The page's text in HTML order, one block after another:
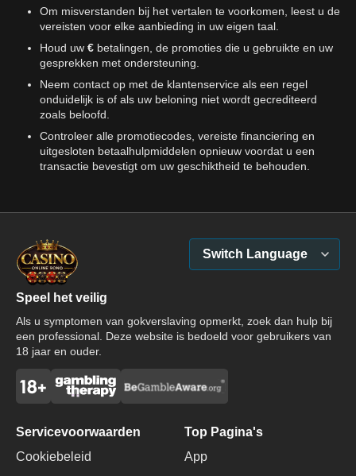
Om misverstanden bij het vertalen te voorkomen, leest u de
vereisten voor elke aanbieding in uw eigen taal.
Houd uw € betalingen, de promoties die u gebruikte en uw
gesprekken met ondersteuning.
Neem contact op met de klantenservice als een regel
onduidelijk is of als uw beloning niet wordt gecrediteerd
zoals beloofd.
Controleer alle promotiecodes, vereiste financiering en
uitgesloten betaalhulpmiddelen opnieuw voordat u een
transactie bevestigt om uw geschiktheid te behouden.
Speel het veilig
Als u symptomen van gokverslaving opmerkt, zoek dan hulp bij
een professional. Deze website is bedoeld voor gebruikers van
18 jaar en ouder.
Switch Language
Servicevoorwaarden
Cookiebeleid
Top Pagina's
App